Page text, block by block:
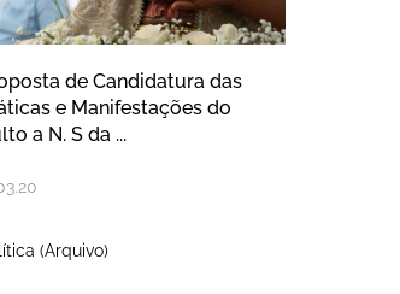
de Candidatura das
e Manifestações do
a N. S da ...
.20
(Arquivo)